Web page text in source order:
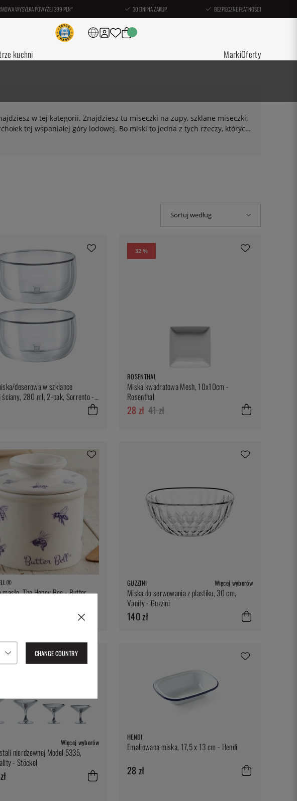
WYSYŁKA POWYŻEJ 399 PLN* 30 DNI NA ZAKUP BEZPIECZNE PŁATNOŚCI
kuchni MarkiOferty
w tej kategorii. Znajdziesz tu miseczki na zupy, szklane miseczki,
tej wspaniałej góry lodowej. Bo miski to jedna z tych rzeczy, których
Sortuj według
deserowa w szklance
ściany, 280 ml, 2-pak, Sorrento -
32 %
ROSENTHAL
Miska kwadratowa Mesh, 10x10cm -
Rosenthal
28 zł 41 zł
masło, The Honey Bee - Butter
GUZZINI Więcej wyborów
Miska do serwowania z plastiku, 30 cm,
Vanity - Guzzini
140 zł
Więcej wyborów
nierdzewnej Model 5335,
- Stöckel
HENDI
Emaliowana miska, 17,5 x 13 cm - Hendi
28 zł
CHANGE COUNTRY